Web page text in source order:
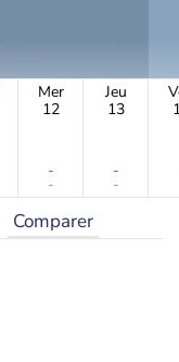
Mer
12
-
-
Jeu
13
-
-
Comparer